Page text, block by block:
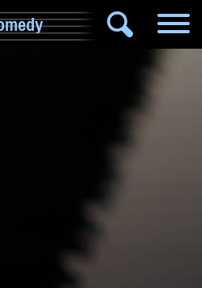
Latin & Salsa
Rockband